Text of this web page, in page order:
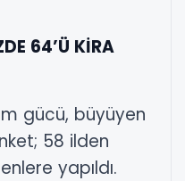
64’Ü KİRA
gücü, büyüyen
58 ilden
yapıldı.